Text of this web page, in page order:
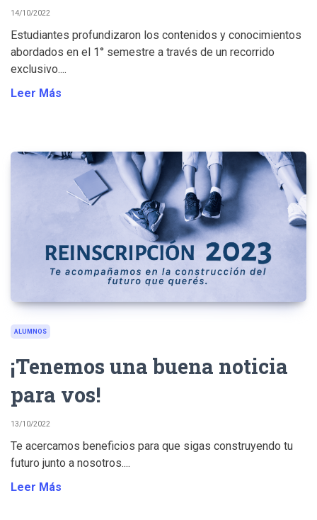
14/10/2022
Estudiantes profundizaron los contenidos y conocimientos
abordados en el 1° semestre a través de un recorrido
exclusivo....
Leer Más
ALUMNOS
¡Tenemos una buena noticia
para vos!
13/10/2022
Te acercamos beneficios para que sigas construyendo tu
futuro junto a nosotros....
Leer Más